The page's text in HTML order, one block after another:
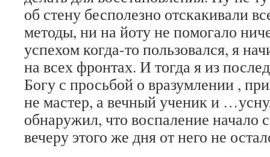
об стену бесполезно отскакивали
методы, ни на йоту не помогало
успехом когда-то пользовался, я
на всех фронтах. И тогда я из
Богу с просьбой о вразумлении ,
не мастер, а вечный ученик и
обнаружил, что воспаление начало
вечеру этого же дня от него не